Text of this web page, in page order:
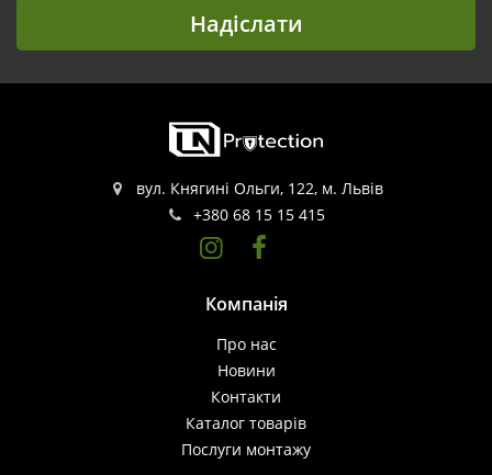
Надіслати
вул. Княгині Ольги, 122, м. Львів
+380 68 15 15 415
Компанія
Про нас
Новини
Контакти
Каталог товарів
Послуги монтажу